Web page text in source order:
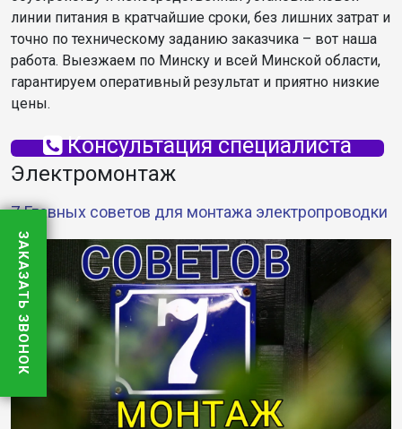
линии питания в кратчайшие сроки, без лишних затрат и
точно по техническому заданию заказчика – вот наша
работа. Выезжаем по Минску и всей Минской области,
гарантируем оперативный результат и приятно низкие
цены.
Консультация специалиста
Электромонтаж
7 Главных советов для монтажа электропроводки
ЗАКАЗАТЬ ЗВОНОК